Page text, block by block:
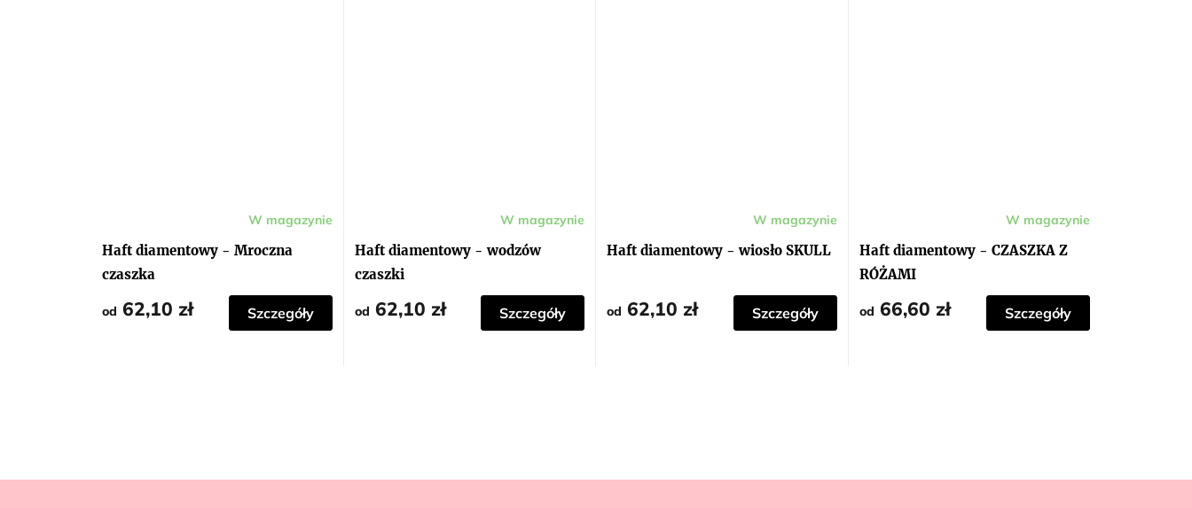
Haft diamentowy - Mroczna
czaszka
W magazynie
od 62,10 zł Szczegóły
Haft diamentowy - wodzów
czaszki
W magazynie
od 62,10 zł Szczegóły
Haft diamentowy - wiosło SKULL
W magazynie
od 62,10 zł Szczegóły
Haft diamentowy - CZASZKA Z
RÓŻAMI
W magazynie
od 66,60 zł Szczegóły